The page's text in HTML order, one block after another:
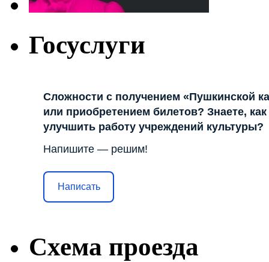
Госуслуги
Сложности с получением «Пушкинской
или приобретением билетов? Знаете, как
улучшить работу учреждений культуры?
Напишите — решим!
Написать
Схема проезда